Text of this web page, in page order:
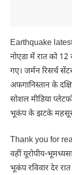
Earthquake latest
नोएडा में रात को
गए। जर्मन रिसर्च
अफगानिस्तान के
सोशल मीडिया
भूकंप के झटके महसूस
Thank you for
वहीं यूरोपीय-
भूकंप रविवार देर